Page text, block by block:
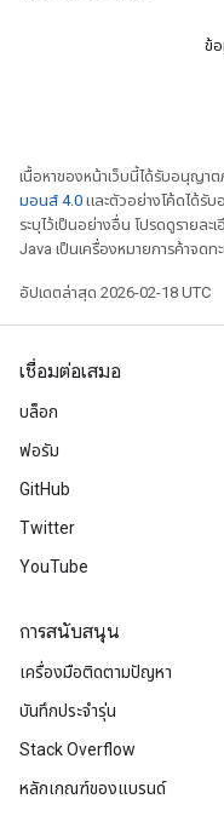
ข้
เนื้อหาของหน้าเว็บนี้ได้รับอนุญาต
มอนส์ 4.0 และตัวอย่างโค้ดได้รั
ระบุไว้เป็นอย่างอื่น โปรดดูรายละ
Java เป็นเครื่องหมายการค้าจด
อัปเดตล่าสุด 2026-02-18 UTC
เชื่อมต่อเสมอ
บล็อก
ฟอรัม
GitHub
Twitter
YouTube
การสนับสนุน
เครื่องมือติดตามปัญหา
บันทึกประจำรุ่น
Stack Overflow
หลักเกณฑ์ของแบรนด์